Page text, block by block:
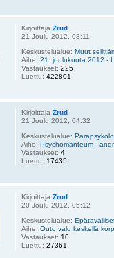
KirjoittajaZrud
21 Joulu 2012, 08:11
Keskustelualue:Muut
Aihe:21. joulukuuta 2012 -
Vastaukset:225
Luettu:422801
KirjoittajaZrud
21 Joulu 2012, 04:32
Keskustelualue:
Aihe:Psychomanteum -
Vastaukset:4
Luettu:17435
KirjoittajaZrud
20 Joulu 2012, 05:12
Keskustelualue:
Aihe:Outo valo keskellä
Vastaukset:10
Luettu:27361